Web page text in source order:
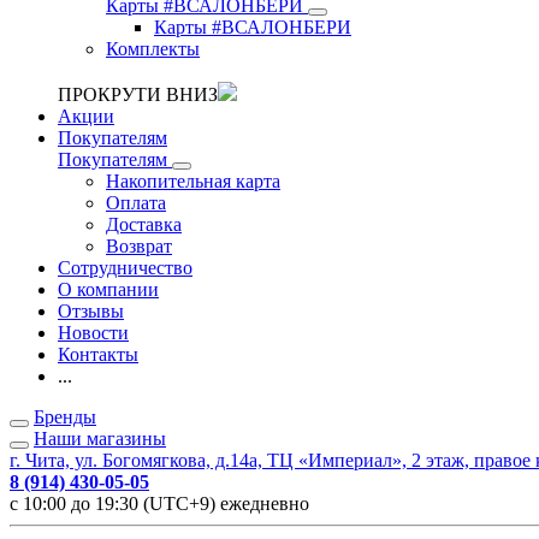
Карты #ВСАЛОНБЕРИ
Карты #ВСАЛОНБЕРИ
Комплекты
ПРОКРУТИ ВНИЗ
Акции
Покупателям
Покупателям
Накопительная карта
Оплата
Доставка
Возврат
Сотрудничество
О компании
Отзывы
Новости
Контакты
...
Бренды
Наши магазины
г. Чита, ул. Богомягкова, д.14а, ТЦ «Империал», 2 этаж, правое
8 (914) 430-05-05
с 10:00 до 19:30 (UTC+9) ежедневно